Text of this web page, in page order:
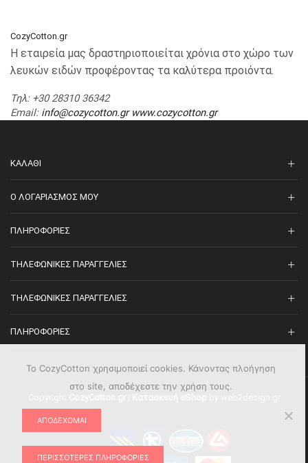
CozyCotton.gr
Η εταιρεία μας δραστηριοποιείται χρόνια στο χώρο των
λευκών ειδών προφέροντας τα καλύτερα προιόντα.
Τηλ: +30 28310 36342
Email: info@cozycotton.gr www.cozycotton.gr
ΚΑΛΆΘΙ
O ΛΟΓΑΡΙΑΣΜΌΣ ΜΟΥ
ΠΛΗΡΟΦΟΡΊΕΣ
ΤΗΛΕΦΩΝΙΚΈΣ ΠΑΡΑΓΓΕΛΊΕΣ
ΤΗΛΕΦΩΝΙΚΈΣ ΠΑΡΑΓΓΕΛΊΕΣ
ΠΛΗΡΟΦΟΡΊΕΣ
Το CozyCotton χρησιμοποιεί cookies. Κάνοντας πλοήγηση
στο site, αποδέχεστε την χρήση τους.
ΑΠΟΔΈΧΟΜΑΙ
ΠΕΡΙΣΣΌΤΕΡΕΣ ΠΛΗΡΟΦΟΡΊΕΣ